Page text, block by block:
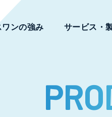
ワンの強み サービス・